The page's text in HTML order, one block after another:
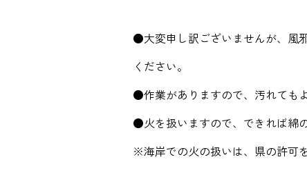
●大変申し訳ございませんが、風
ください。
●作業がありますので、汚れても
●火を扱いますので、できれば綿
※海岸での火の扱いは、県の許可